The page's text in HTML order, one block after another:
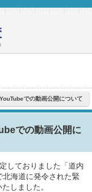
での動画公開について
での動画公開に
しておりました「道内
海道に発令された緊
しました。